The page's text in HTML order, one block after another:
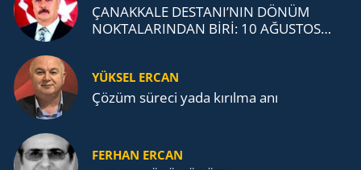
ÇANAKKALE DESTANI’NIN DÖNÜM
NOKTALARINDAN BİRİ: 10 AĞUSTOS
YÜKSEL ERCAN
Çözüm süreci yada kırılma anı
FERHAN ERCAN